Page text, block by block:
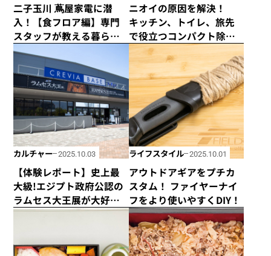
二子玉川 蔦屋家電に潜
入！【食フロア編】専門
スタッフが教える暮らし
を楽しむ、おしゃれな家
電。
ニオイの原因を解決！
キッチン、トイレ、旅先
で役立つコンパクト除菌
脱臭機3選！
カルチャー 2025.10.03
【体験レポート】史上最
大級!エジプト政府公認の
ラムセス大王展が大好評
につき会期延長！ 日本初
きました！
ライフスタイル 2025.10.01
アウトドアギアをプチカ
スタム！ ファイヤーナイ
フをより使いやすくDIY！